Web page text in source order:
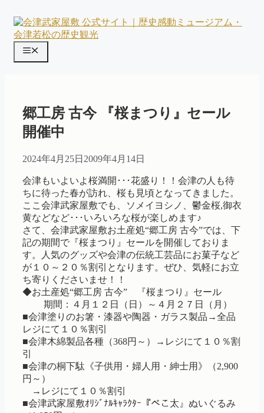
メ
ー
郷工房 古今 『桜まつり』セール
開催中
2024年4月25日 2009年4月14日
会津もいよいよ桜満開･･･花盛り！！会津の人も待
ちに待った春が訪れ、桜も見頃となってきました。
ここ会津武家屋敷でも、ソメイヨシノ、鬱金桜,御衣
黄などなど･･･いろいろな桜が楽しめます♪
さて、会津武家屋敷お土産処“郷工房 古今”では、下
記の期間で『桜まつり』セールを開催しておりま
す。人気のグッズや会津の伝統工芸品にお菓子など
が１０～２０％割引となります。ぜひ、気軽にお立
ち寄りくださいませ！！
◆お土産処“郷工房 古今” 『桜まつり』セール
期間：４月１２日（日）～４月２７日（月）
■会津塗りのお箸・漆器や陶器・ガラス製品→全品
レジにて１０％割引
■会津木綿製品各種（368円～）→レジにて１０％割
引
■会津の桐下駄《子供用・婦人用・紳士用》（2,900
円～）
→レジにて１０％割引
■会津武家屋敷ｵﾘｼﾞﾅﾙｷｬﾗｸﾀｰ『べこ太』ぬいぐるみ